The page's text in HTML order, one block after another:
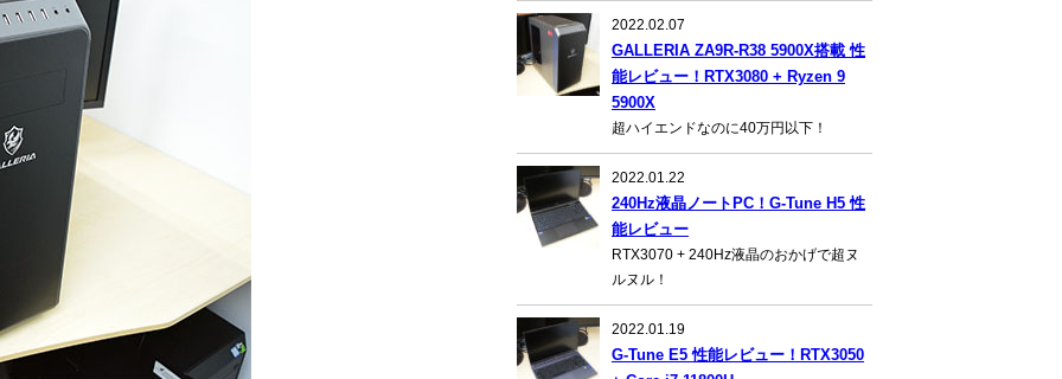
2022.02.07
GALLERIA ZA9R-R38 5900X搭載 性
能レビュー！RTX3080 + Ryzen 9
5900X
超ハイエンドなのに40万円以下！
2022.01.22
240Hz液晶ノートPC！G-Tune H5 性
能レビュー
RTX3070 + 240Hz液晶のおかげで超ヌ
ルヌル！
2022.01.19
G-Tune E5 性能レビュー！RTX3050